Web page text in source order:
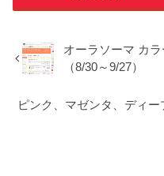
オーラソーマ カ
（8/30～9/27）
ピンク、マゼンタ、ディ